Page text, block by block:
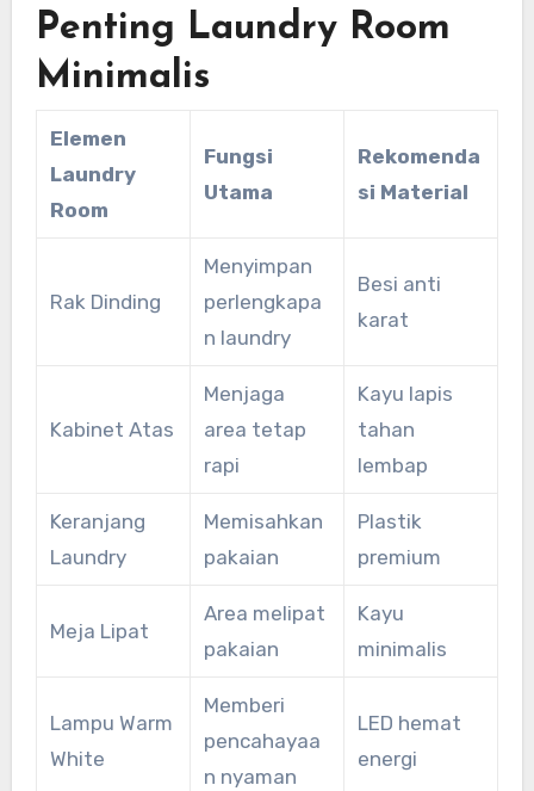
Penting Laundry Room
Minimalis
Elemen
Laundry
Room
Fungsi
Utama
Rekomenda
si Material
Rak Dinding
Menyimpan
perlengkapa
n laundry
Besi anti
karat
Kabinet Atas
Menjaga
area tetap
rapi
Kayu lapis
tahan
lembap
Keranjang
Laundry
Memisahkan
pakaian
Plastik
premium
Meja Lipat
Area melipat
pakaian
Kayu
minimalis
Lampu Warm
White
Memberi
pencahayaa
n nyaman
LED hemat
energi